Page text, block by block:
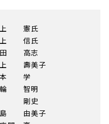
上 憲氏
上 信氏
田 高志
壽美子
学
智明
剛史
由美子